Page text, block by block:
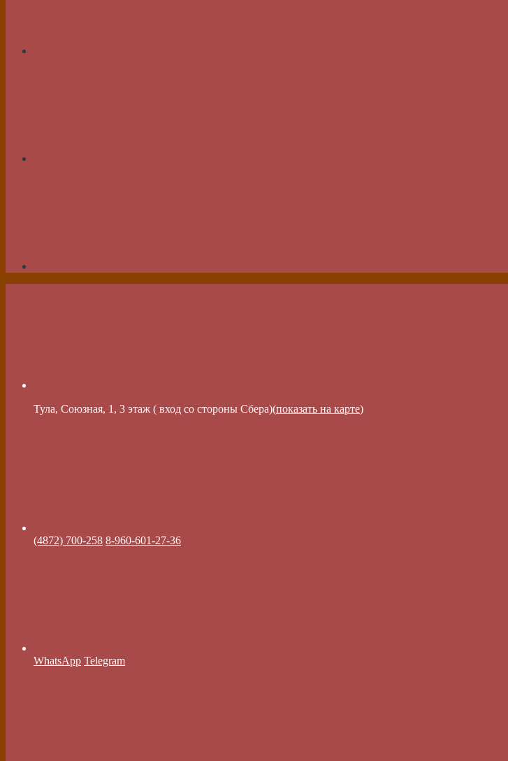
Тула, Союзная, 1, 3 этаж ( вход со стороны Сбера)(показать на карте)
(4872) 700-258 8-960-601-27-36
WhatsApp Telegram